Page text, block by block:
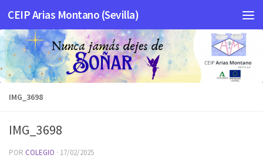
Saltar al contenido
CEIP Arias Montano (Sevilla)
IMG_3698
IMG_3698
POR COLEGIO · 17/02/2025